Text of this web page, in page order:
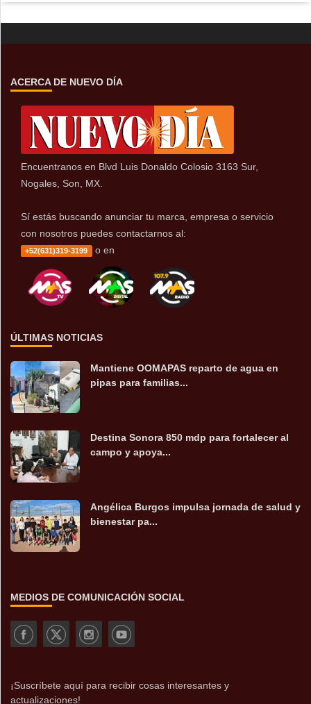
ACERCA DE NUEVO DÍA
Encuentranos en Blvd Luis Donaldo Colosio 3163 Sur,
Nogales, Son, MX.
Sí estás buscando anunciar tu marca, empresa o servicio
con nosotros puedes contactarnos al:
+52(631)319-3199 o en
ÚLTIMAS NOTICIAS
Mantiene OOMAPAS reparto de agua en
pipas para familias...
Destina Sonora 850 mdp para fortalecer al
campo y apoya...
Angélica Burgos impulsa jornada de salud y
bienestar pa...
MEDIOS DE COMUNICACIÓN SOCIAL
¡Suscríbete aquí para recibir cosas interesantes y
actualizaciones!